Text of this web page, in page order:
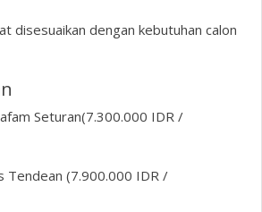
disesuaikan dengan kebutuhan calon
Seturan(7.300.000 IDR /
Tendean (7.900.000 IDR /